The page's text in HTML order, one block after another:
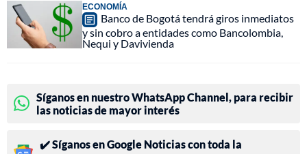
ECONOMÍA
Banco de Bogotá tendrá giros inmediatos
y sin cobro a entidades como Bancolombia,
Nequi y Davivienda
Síganos en nuestro WhatsApp Channel, para recibir
las noticias de mayor interés
✔️ Síganos en Google Noticias con toda la